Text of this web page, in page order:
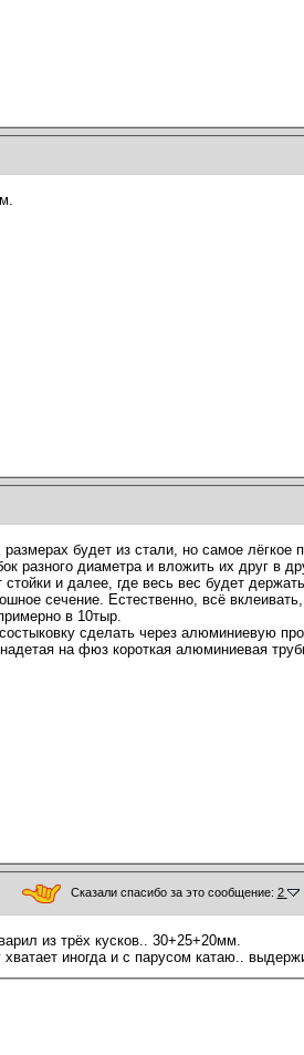
будет из стали, но самое лёгкое
разного диаметра и вложить их друг в
и далее, где весь вес будет
сечение. Естественно, всё
в 10тыр.
сделать через алюминиевую
на фюз короткая алюминиевая
Сказали спасибо за это сообщение: 2
из трёх кусков.. 30+25+20мм.
иногда и с парусом катаю..